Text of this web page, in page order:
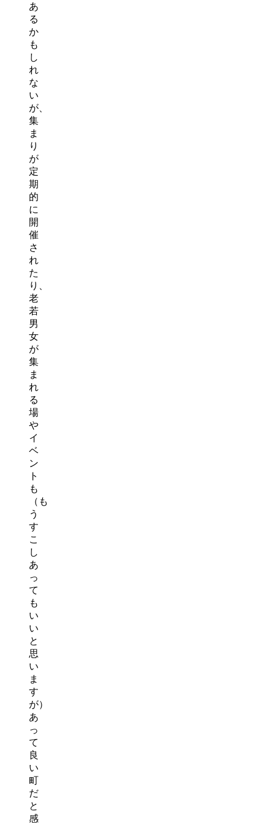
あ
る
か
も
し
れ
な
い
が、
集
ま
り
が
定
期
的
に
開
催
さ
れ
た
り、
老
若
男
女
が
集
ま
れ
る
場
や
イ
ベ
ン
ト
も
（も
う
す
こ
し
あ
っ
て
も
い
い
と
思
い
ま
す
が）
あ
っ
て
良
い
町
だ
と
感